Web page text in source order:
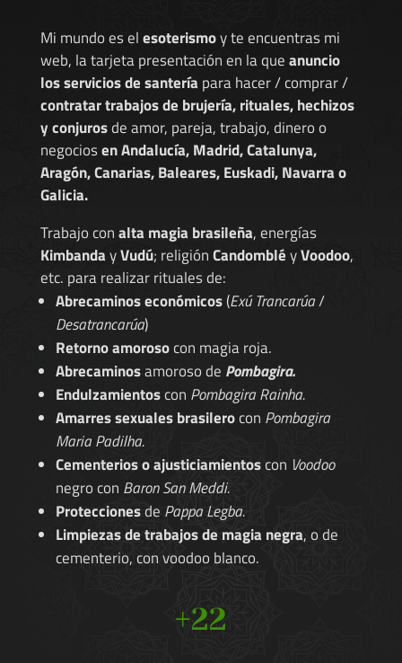
Mi mundo es elesoterismoy te encuentras mi
web, la tarjeta presentación en la queanuncio
los servicios de santería para hacer / comprar /
contratar trabajos de brujería, rituales, hechizos
y conjurosde amor, pareja, trabajo, dinero o
negociosen Andalucía, Madrid, Catalunya,
Aragón, Canarias, Baleares, Euskadi, Navarra o
Galicia.
Trabajo conalta magia brasileña, energías
KimbandayVudú; religiónCandombléyVoodoo,
etc. para realizar rituales de:
Abrecaminos económicos(Exú Trancarúa/
Desatrancarúa)
Retorno amorosocon magia roja.
Abrecaminosamoroso de Pombagira.
Endulzamientoscon Pombagira Rainha.
Amarres sexuales brasilerocon Pombagira
Maria Padilha.
Cementerios o ajusticiamientoscon Voodoo
negro con Baron San Meddi.
Proteccionesde Pappa Legba.
Limpiezas de trabajos de magia negra, o de
cementerio, con voodoo blanco.
+22